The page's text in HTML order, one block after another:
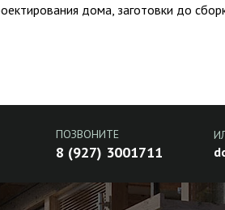
дома, заготовки до
ПОЗВОНИТЕ
8 (927) 3001711